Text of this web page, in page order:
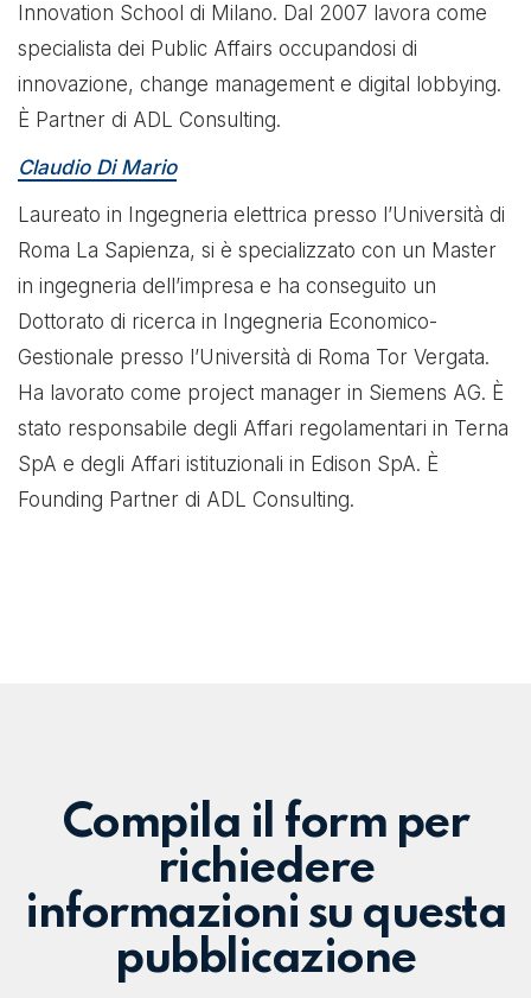
Innovation School di Milano. Dal 2007 lavora come
specialista dei Public Affairs occupandosi di
innovazione, change management e digital lobbying.
È Partner di ADL Consulting.
Claudio Di Mario
Laureato in Ingegneria elettrica presso l’Università di
Roma La Sapienza, si è specializzato con un Master
in ingegneria dell’impresa e ha conseguito un
Dottorato di ricerca in Ingegneria Economico-
Gestionale presso l’Università di Roma Tor Vergata.
Ha lavorato come project manager in Siemens AG. È
stato responsabile degli Affari regolamentari in Terna
SpA e degli Affari istituzionali in Edison SpA. È
Founding Partner di ADL Consulting.
Compila il form per
richiedere
informazioni su questa
pubblicazione